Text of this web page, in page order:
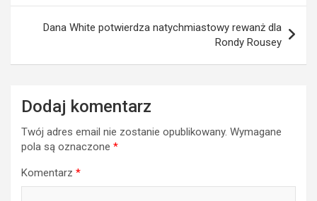
Dana White potwierdza natychmiastowy rewanż dla
Rondy Rousey
Dodaj komentarz
Twój adres email nie zostanie opublikowany. Wymagane
pola są oznaczone *
Komentarz *